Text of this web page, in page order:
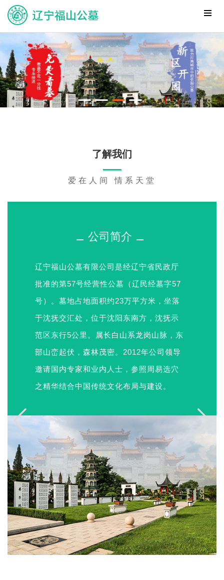
了解我们
爱在人间 情系天堂
公司简介
辽宁福山公墓有限公司是经辽宁省民政厅
批准的第57号经营性公墓（辽民经墓字57
号）。墓地占地面积约23万平方米，坐落
于沈抚交汇处，位于沈阳东南方，沈抚示
范区东行5公里。属长白山系龙岗山脉，东
部山峦起伏，森林茂密。2012年公司领导
邀请国内专家和业内人士，参照周易选穴
之精华结合中国传统文化布局与建设。